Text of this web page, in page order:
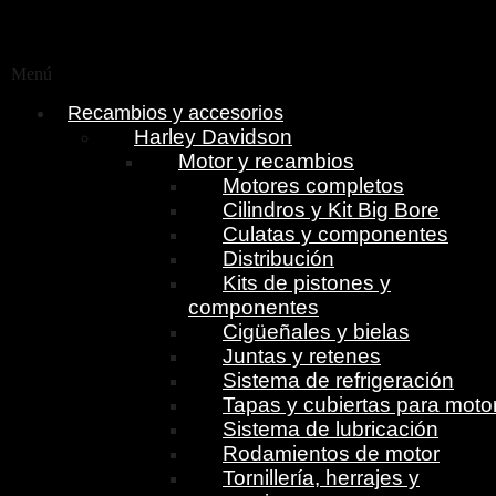
Menú
Recambios y accesorios
Harley Davidson
Motor y recambios
Motores completos
Cilindros y Kit Big Bore
Culatas y componentes
Distribución
Kits de pistones y
componentes
Cigüeñales y bielas
Juntas y retenes
Sistema de refrigeración
Tapas y cubiertas para
Sistema de lubricación
Rodamientos de motor
Tornillería, herrajes y